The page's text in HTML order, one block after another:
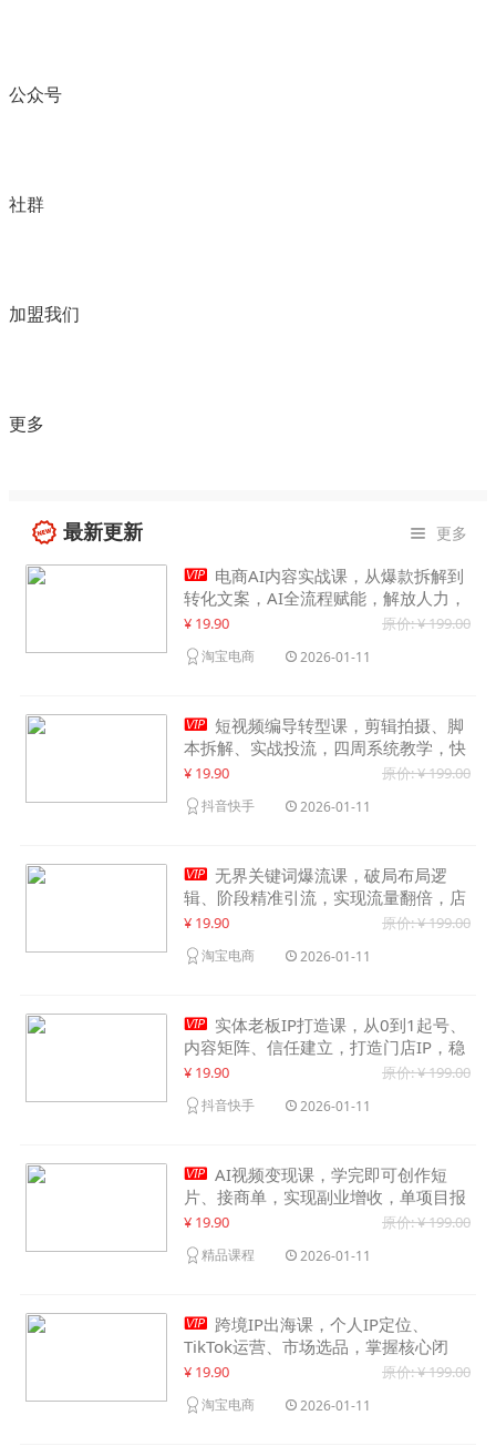
公众号
社群
加盟我们
更多
最新更新  更多
 电商AI内容实战课，从爆款拆解到
转化文案，AI全流程赋能，解放人力，
单月节省内容成本数万元
¥ 19.90 原价: ¥ 199.00
淘宝电商 2026-01-11
 短视频编导转型课，剪辑拍摄、脚
本拆解、实战投流，四周系统教学，快
速入行月入2w+
¥ 19.90 原价: ¥ 199.00
抖音快手 2026-01-11
 无界关键词爆流课，破局布局逻
辑、阶段精准引流，实现流量翻倍，店
铺业绩增长50%+
¥ 19.90 原价: ¥ 199.00
淘宝电商 2026-01-11
 实体老板IP打造课，从0到1起号、
内容矩阵、信任建立，打造门店IP，稳
定获客增收
¥ 19.90 原价: ¥ 199.00
抖音快手 2026-01-11
 AI视频变现课，学完即可创作短
片、接商单，实现副业增收，单项目报
价可达千元
¥ 19.90 原价: ¥ 199.00
精品课程 2026-01-11
 跨境IP出海课，个人IP定位、
TikTok运营、市场选品，掌握核心闭
环，实现月入1万美金+
¥ 19.90 原价: ¥ 199.00
淘宝电商 2026-01-11